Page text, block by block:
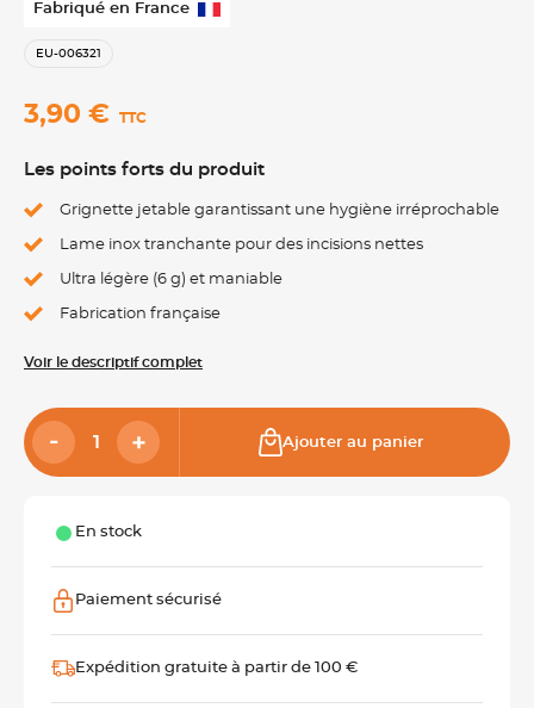
Fabriqué en France
EU-006321
3,90 € TTC
Les points forts du produit
Grignette jetable garantissant une hygiène irréprochable
Lame inox tranchante pour des incisions nettes
Ultra légère (6 g) et maniable
Fabrication française
Voir le descriptif complet
Ajouter au panier
En stock
Paiement sécurisé
Expédition gratuite à partir de 100 €